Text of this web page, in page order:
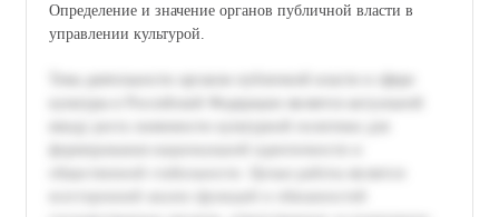
Определение и значение органов публичной власти в
управлении культурой.